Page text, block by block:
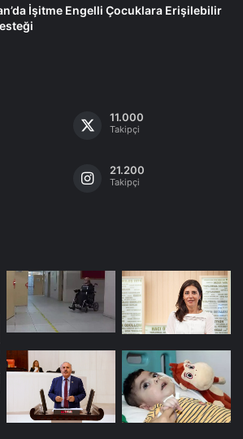
İşitme Engelli Çocuklara Erişilebilir
11.000
Takipçi
21.200
Takipçi